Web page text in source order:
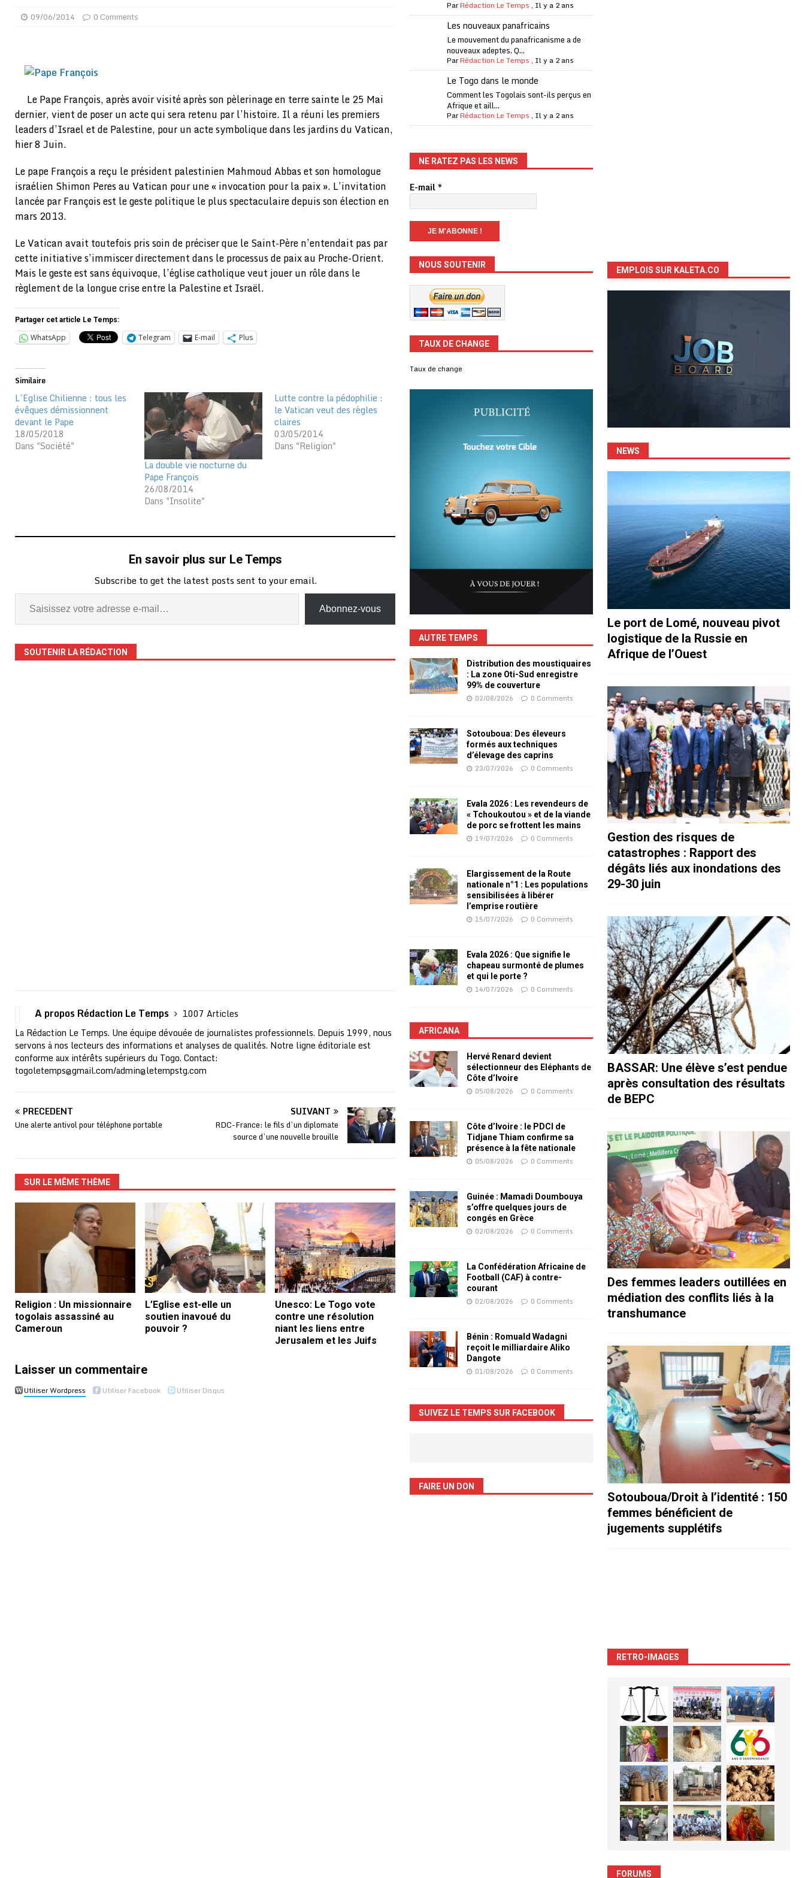
[ 31/07/2026 ]
Franco Baresi, légendaire défenseur de l’Italie et de l’AC Milan, est mort à 66 ans
A LA UNE
[ 31/07/2026 ]
Benjamin Mendy a vendu aux enchères son trophée de la Coupe du monde
[ 31/07/2026 ] Bénin : les membres du Sénat installés
A LA UNE
[ 31/07/2026 ] Projet d’investisseurs à la Fifa: l’UEFA menace à «l’unanimité» d’un boycott des Coupes du monde
[ 30/07/2026 ] Mali : au moins 19 soldats exécutés, Amnesty International exige une enquête
[ 05/08/2026 ]
Hervé Renard devient sélectionneur des Eléphants de Côte d’Ivoire
09/06/2014 0 Comments
Le Pape François, après avoir visité après son pèlerinage en terre sainte le 25 Mai
dernier, vient de poser un acte qui sera retenu par l’histoire. Il a réuni les premiers
leaders d’Israel et de Palestine, pour un acte symbolique dans les jardins du Vatican,
hier 8 Juin.
Le pape François a reçu le président palestinien Mahmoud Abbas et son homologue
israélien Shimon Peres au Vatican pour une « invocation pour la paix ». L’invitation
lancée par François est le geste politique le plus spectaculaire depuis son élection en
mars 2013.
Le Vatican avait toutefois pris soin de préciser que le Saint-Père n’entendait pas par
cette initiative s’immiscer directement dans le processus de paix au Proche-Orient.
Mais le geste est sans équivoque, l’église catholique veut jouer un rôle dans le
règlement de la longue crise entre la Palestine et Israël.
Partager cet article Le Temps:
WhatsApp Telegram E-mail Plus
Similaire
L’Eglise Chilienne : tous les
évêques démissionnent
devant le Pape
18/05/2018
Dans "Société"
La double vie nocturne du
Pape François
26/08/2014
Dans "Insolite"
Lutte contre la pédophilie :
le Vatican veut des règles
claires
03/05/2014
Dans "Religion"
En savoir plus sur Le Temps
Subscribe to get the latest posts sent to your email.
Abonnez-vous
SOUTENIR LA RÉDACTION
A propos Rédaction Le Temps
1007 Articles
La Rédaction Le Temps. Une équipe dévouée de journalistes professionnels. Depuis 1999, nous
servons à nos lecteurs des informations et analyses de qualités. Notre ligne éditoriale est
conforme aux intérêts supérieurs du Togo. Contact:
togoletemps@gmail.com/admin@letempstg.com
PRÉCÉDENT
Une alerte antivol pour téléphone portable
SUIVANT
RDC-France: le fils d’un diplomate
source d’une nouvelle brouille
SUR LE MÊME THÈME
Religion : Un missionnaire
togolais assassiné au
Cameroun
L’Eglise est-elle un
soutien inavoué du
pouvoir ?
Unesco: Le Togo vote
contre une résolution
niant les liens entre
Jerusalem et les Juifs
Laisser un commentaire
Utiliser Wordpress Utiliser Facebook Utiliser Disqus
ParRédaction Le Temps , Il y a 2 ans
Les nouveaux panafricains
Le mouvement du panafricanisme a de
nouveaux adeptes. Q...
ParRédaction Le Temps , Il y a 2 ans
Le Togo dans le monde
Comment les Togolais sont-ils perçus en
Afrique et aill...
ParRédaction Le Temps , Il y a 2 ans
NE RATEZ PAS LES NEWS
E-mail*
NOUS SOUTENIR
TAUX DE CHANGE
Taux de change
AUTRE TEMPS
Distribution des moustiquaires
: La zone Oti-Sud enregistre
99% de couverture
02/08/2026 0 Comments
Sotouboua: Des éleveurs
formés aux techniques
d’élevage des caprins
23/07/2026 0 Comments
Evala 2026 : Les revendeurs de
« Tchoukoutou » et de la viande
de porc se frottent les mains
19/07/2026 0 Comments
Elargissement de la Route
nationale n°1 : Les populations
sensibilisées à libérer
l’emprise routière
15/07/2026 0 Comments
Evala 2026 : Que signifie le
chapeau surmonté de plumes
et qui le porte ?
14/07/2026 0 Comments
AFRICANA
Hervé Renard devient
sélectionneur des Eléphants de
Côte d’Ivoire
05/08/2026 0 Comments
Côte d’Ivoire : le PDCI de
Tidjane Thiam confirme sa
présence à la fête nationale
05/08/2026 0 Comments
Guinée : Mamadi Doumbouya
s’offre quelques jours de
congés en Grèce
02/08/2026 0 Comments
La Confédération Africaine de
Football (CAF) à contre-
courant
02/08/2026 0 Comments
Bénin : Romuald Wadagni
reçoit le milliardaire Aliko
Dangote
01/08/2026 0 Comments
SUIVEZ LE TEMPS SUR FACEBOOK
FAIRE UN DON
EMPLOIS SUR KALETA.CO
NEWS
Le port de Lomé, nouveau pivot
logistique de la Russie en
Afrique de l’Ouest
Gestion des risques de
catastrophes : Rapport des
dégâts liés aux inondations des
29-30 juin
BASSAR: Une élève s’est pendue
après consultation des résultats
de BEPC
Des femmes leaders outillées en
médiation des conflits liés à la
transhumance
Sotouboua/Droit à l’identité : 150
femmes bénéficient de
jugements supplétifs
RETRO-IMAGES
FORUMS